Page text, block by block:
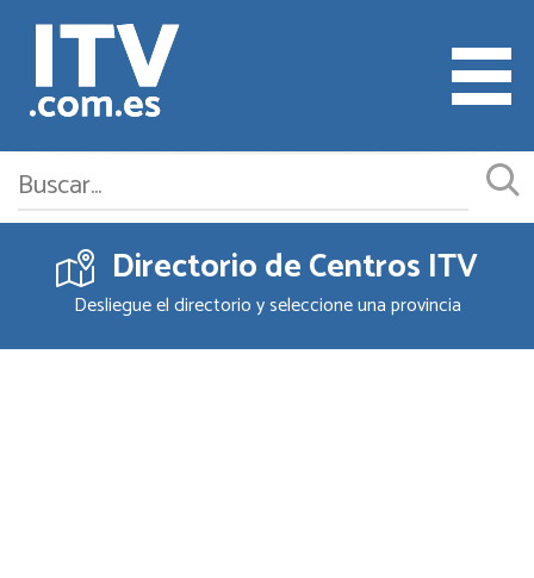
Cita ITV
Cambiar o Anular Cita
Directorio de Centros ITV
Desliegue el directorio y seleccione una provincia